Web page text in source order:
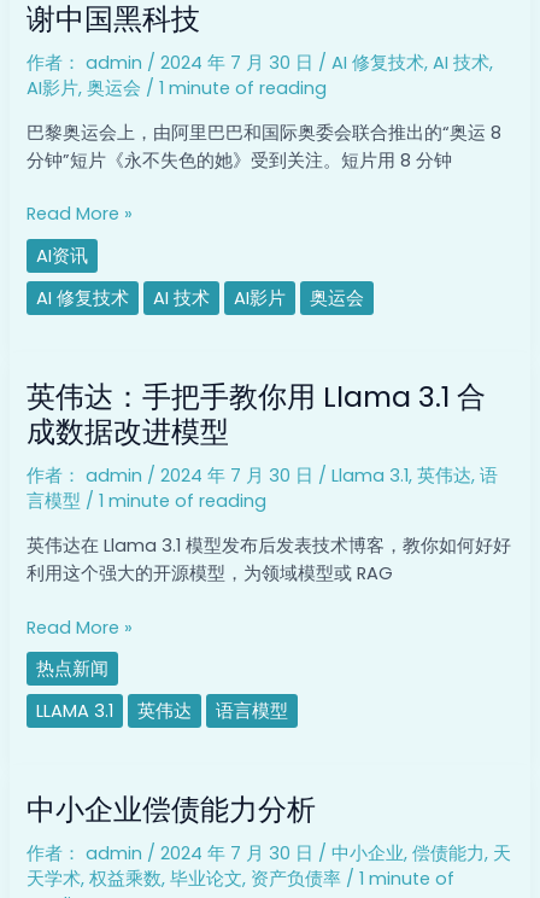
质
询
谢中国黑科技
作者： admin /2024 年 7 月 30 日 /AI 修复技术,AI 技术,
AI影片,奥运会 /1 minute of reading
巴黎奥运会上，由阿里巴巴和国际奥委会联合推出的“奥运 8
分钟”短片《永不失色的她》受到关注。短片用 8 分钟
8
分
钟
AI
片
火
了，
赫
主
席：
中
国
黑
科
技
Read More »
AI资讯
AI 修复技术
AI 技术 AI影片 奥运会
英伟达：手把手教你用 Llama 3.1 合
成数据改进模型
作者： admin /2024 年 7 月 30 日 /Llama 3.1,英伟达,语
言模型 /1 minute of reading
英伟达在 Llama 3.1 模型发布后发表技术博客，教你如何好好
利用这个强大的开源模型，为领域模型或 RAG
伟
达：
手
把
手
教
你
用
Llama
合
成
数
进
型
Read More »
热点新闻
LLAMA 3.1
英伟达 语言模型
中小企业偿债能力分析
作者： admin /2024 年 7 月 30 日 /中小企业,偿债能力, 天
天学术,权益乘数,毕业论文, 资产负债率 /1 minute of
小
业
偿